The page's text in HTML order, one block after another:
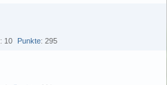
10 Punkte 295